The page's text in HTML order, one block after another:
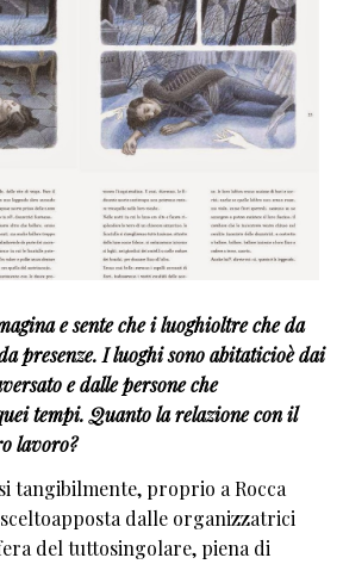
e sente che i luoghioltre che da
presenze. I luoghi sono abitaticioè dai
e dalle persone che
tempi. Quanto la relazione con il
lavoro?
tangibilmente, proprio a Rocca
dalle organizzatrici
del tuttosingolare, piena di